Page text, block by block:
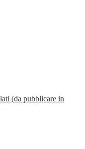
(da pubblicare in